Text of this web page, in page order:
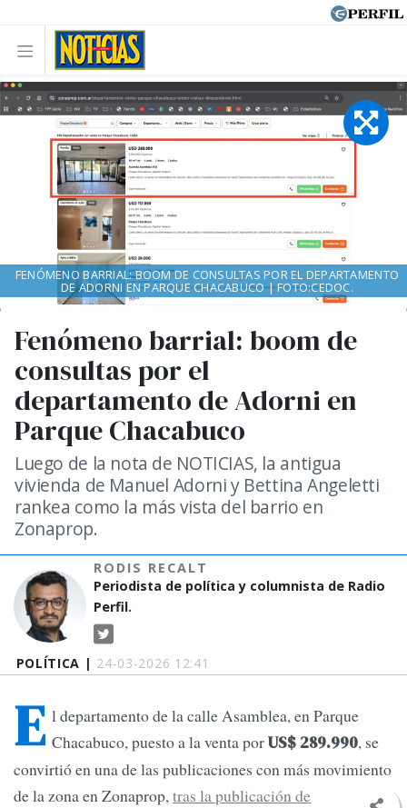
POLÍTICA | 24-03-2026 12:41
Fenómeno barrial: boom de
consultas por el
departamento de Adorni en
Parque Chacabuco
Luego de la nota de NOTICIAS, la antigua
vivienda de Manuel Adorni y Bettina Angeletti
rankea como la más vista del barrio en
Zonaprop.
RODIS RECALT
Periodista de política y columnista de Radio
Perfil.
FENÓMENO BARRIAL: BOOM DE CONSULTAS POR EL DEPARTAMENTO
DE ADORNI EN PARQUE CHACABUCO | FOTO:CEDOC.
E l departamento de la calle Asamblea, en Parque
Chacabuco, puesto a la venta porUS$ 289.990, se
convirtió en una de las publicaciones con más movimiento
de la zona en Zonaprop,tras la publicación de